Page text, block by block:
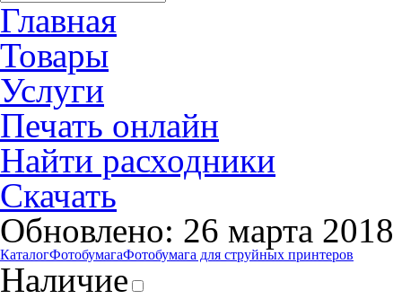
Главная
Товары
Услуги
Печать онлайн
Найти расходники
Скачать
Обновлено: 26 марта 2018
КаталогФотобумагаФотобумага для cтруйных принтеров
Наличие